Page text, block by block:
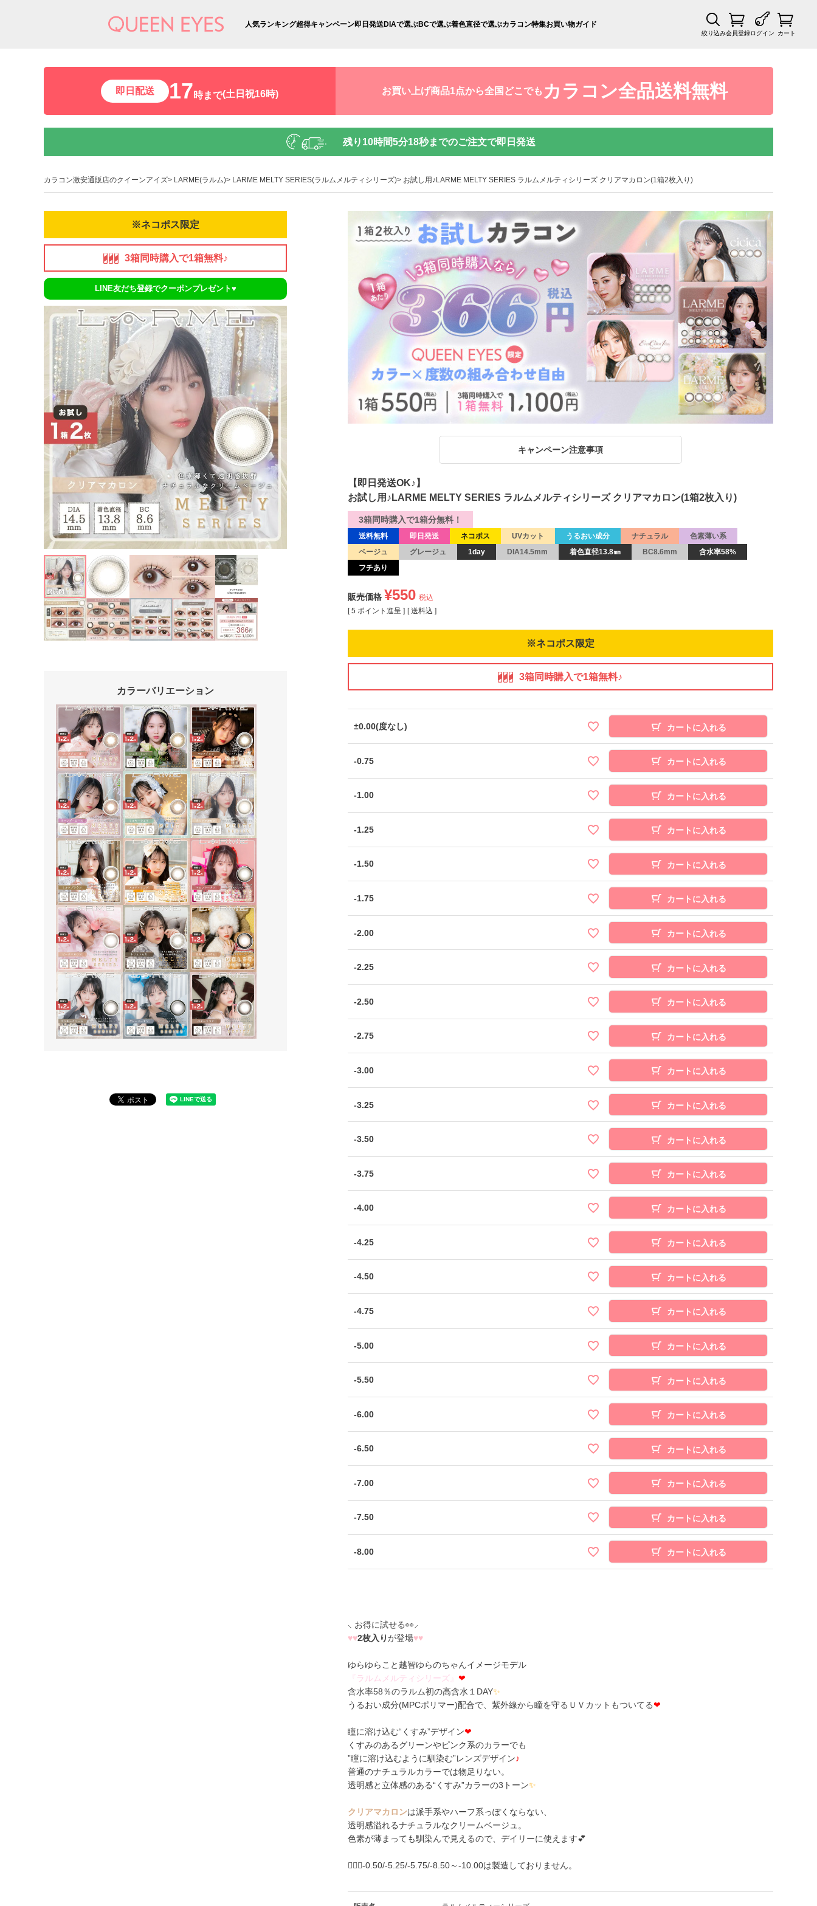
人気ランキング超得キャンペーン即日発送DIAで選ぶBCで選ぶ着色直径で選ぶカラコン特集お買い物ガイド
絞り込み会員登録ログイン カート
即日配送 17時まで(土日祝16時) お買い上げ商品1点から全国どこでも カラコン全品送料無料
残り 10時間5分16秒までのご注文で即日発送
カラコン激安通販店のクイーンアイズ LARME(ラルム) LARME MELTY SERIES(ラルムメルティシリーズ) お試し用♪LARME MELTY SERIES ラルムメルティシリーズ クリアマカロン(1箱2枚入り)
※ネコポス限定
3箱同時購入で1箱無料♪
LINE友だち登録でクーポンプレゼント♥
カラーバリエーション
キャンペーン注意事項
【即日発送OK♪】
お試し用♪LARME MELTY SERIES ラルムメルティシリーズ クリアマカロン(1箱2枚入り)
送料無料 即日発送 ネコポス UVカット うるおい成分 ナチュラル
色素薄い系
ベージュ
グレージュ 1day DIA14.5mm 着色直径13.8㎜ BC8.6mm
含水率58%
フチあり
3箱同時購入で1箱分無料！
販売価格 ¥550 税込
[ 5 ポイント進呈 ] 送料込
※ネコポス限定
3箱同時購入で1箱無料♪
±0.00(度なし) カートに入れる
-0.75 カートに入れる
-1.00 カートに入れる
-1.25 カートに入れる
-1.50 カートに入れる
-1.75 カートに入れる
-2.00 カートに入れる
-2.25 カートに入れる
-2.50 カートに入れる
-2.75 カートに入れる
-3.00 カートに入れる
-3.25 カートに入れる
-3.50 カートに入れる
-3.75 カートに入れる
-4.00 カートに入れる
-4.25 カートに入れる
-4.50 カートに入れる
-4.75 カートに入れる
-5.00 カートに入れる
-5.50 カートに入れる
-6.00 カートに入れる
-6.50 カートに入れる
-7.00 カートに入れる
-7.50 カートに入れる
-8.00 カートに入れる
⸜ お得に試せる👀⸝
♥♥2枚入りが登場♥♥
ゆらゆらこと越智ゆらのちゃんイメージモデル
ラ ルム メ ルテ ィ シ リ ー ズ』 ❤
含水率58％のラルム初の高含水１DAY✨
うるおい成分(MPCポリマー)配合で、紫外線から瞳を守るＵＶカットもついてる❤
瞳に溶け込む“くすみ”デザイン❤
くすみのあるグリーンやピンク系のカラーでも
”瞳に溶け込むように馴染む”レンズデザイン♪
普通のナチュラルカラーでは物足りない。
透明感と立体感のある“くすみ”カラーの3トーン✨
クリアマカロンは派手系やハーフ系っぽくならない、
透明感溢れるナチュラルなクリームベージュ。
色素が薄まっても馴染んで見えるので、デイリーに使えます💕
🙇🏼‍♀️-0.50/-5.25/-5.75/-8.50～-10.00は製造しておりません。